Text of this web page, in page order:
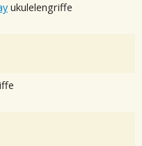
ukulelengriffe